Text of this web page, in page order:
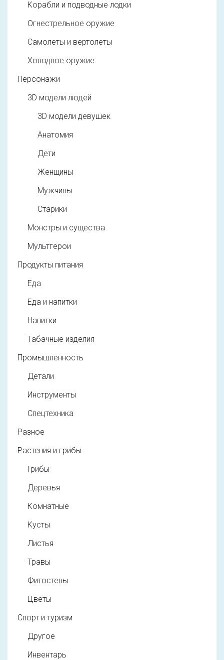
Корабли и подводные лодки
Огнестрельное оружие
Самолеты и вертолеты
Холодное оружие
Персонажи
3D модели людей
3D модели девушек
Анатомия
Дети
Женщины
Мужчины
Старики
Монстры и существа
Мультгерои
Продукты питания
Еда
Еда и напитки
Напитки
Табачные изделия
Промышленность
Детали
Инструменты
Спецтехника
Разное
Растения и грибы
Грибы
Деревья
Комнатные
Кусты
Листья
Травы
Фитостены
Цветы
Спорт и туризм
Другое
Инвентарь